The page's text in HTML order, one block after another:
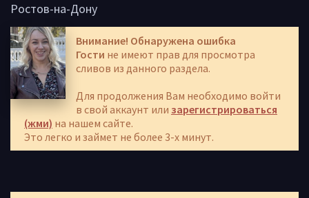
Ростов-на-Дону
Внимание! Обнаружена ошибка
Гости не имеют прав для просмотра
сливов из данного раздела.
Для продолжения Вам необходимо войти
в свой аккаунт или зарегистрироваться
(жми) на нашем сайте.
Это легко и займет не более 3-х минут.